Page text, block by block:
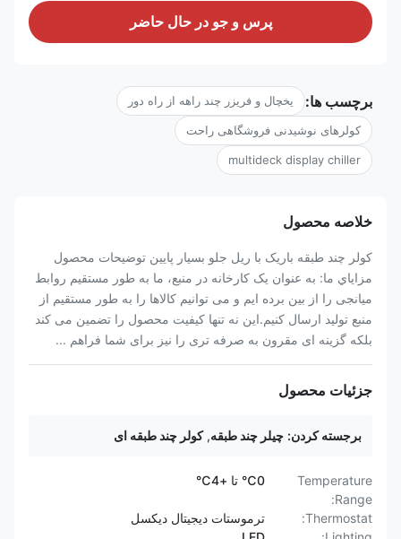
پرس و جو در حال حاضر
برچسب ها: یخچال و فریزر چند راهه از راه دور
کولرهای نوشیدنی فروشگاهی راحت
multideck display chiller
خلاصه محصول
کولر چند طبقه باریک با ریل جلو بسیار پایین توضیحات محصول
مزاياي ما: به عنوان یک کارخانه در منبع، ما به طور مستقیم روابط
میانجی را از بین برده ایم و می توانیم کالاها را به طور مستقیم از
منبع تولید ارسال کنیم.این نه تنها کیفیت محصول را تضمین می کند
بلکه گزینه ای مقرون به صرفه تری را نیز برای شما فراهم ...
جزئیات محصول
برجسته کردن: چیلر چند طبقه,کولر چند طبقه ای
Temperature
Range:
0℃ تا +4℃
Thermostat:
ترموستات دیجیتال دیکسل